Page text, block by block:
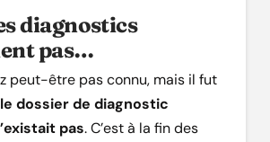
diagnostics
pas…
peut-être pas connu, mais il fut
le dossier de diagnostic
pas. C’est à la fin des